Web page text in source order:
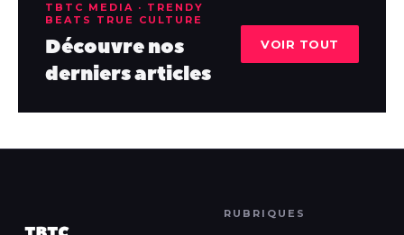
TBTC MEDIA · TRENDY
BEATS TRUE CULTURE
Découvre nos
derniers articles
VOIR TOUT
RUBRIQUES